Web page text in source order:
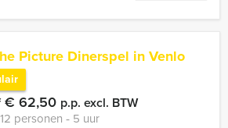
Picture Dinerspel in Venlo
€ 62,50 p.p. excl. BTW
personen ‐ 5 uur